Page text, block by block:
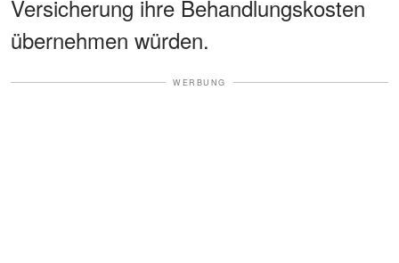
Versicherung ihre Behandlungskosten
übernehmen würden.
WERBUNG